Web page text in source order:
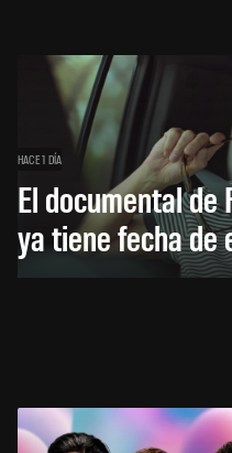
HACE 1 DÍA
El documental
ya tiene fecha